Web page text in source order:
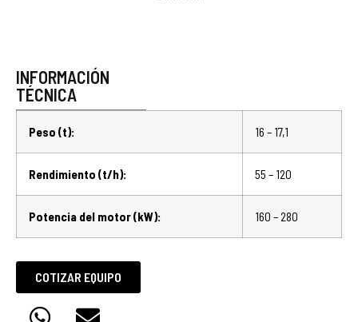
INFORMACIÓN
TÉCNICA
Peso (t): 16 – 17,1
Rendimiento (t/h): 55 – 120
Potencia del motor (kW): 160 – 280
COTIZAR EQUIPO